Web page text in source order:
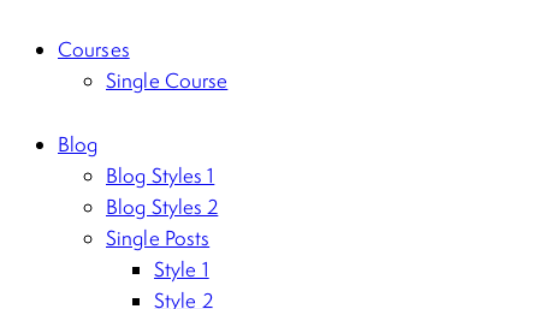
Courses
Single Course
Blog
Blog Styles 1
Blog Styles 2
Single Posts
Style 1
Style 2